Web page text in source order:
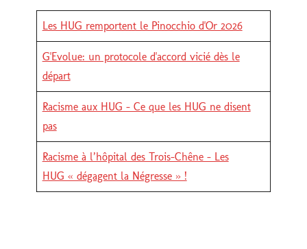
Les HUG remportent le Pinocchio d'Or 2026
G'Evolue: un protocole d'accord vicié dès le
départ
Racisme aux HUG - Ce que les HUG ne disent
pas
Racisme à l’hôpital des Trois-Chêne – Les
HUG « dégagent la Négresse » !